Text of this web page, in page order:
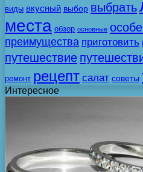
виды вкусный выбор выбрать
места обзор основные
преимущества приготовить
путешествие
ремонт рецепт салат советы
Интересное